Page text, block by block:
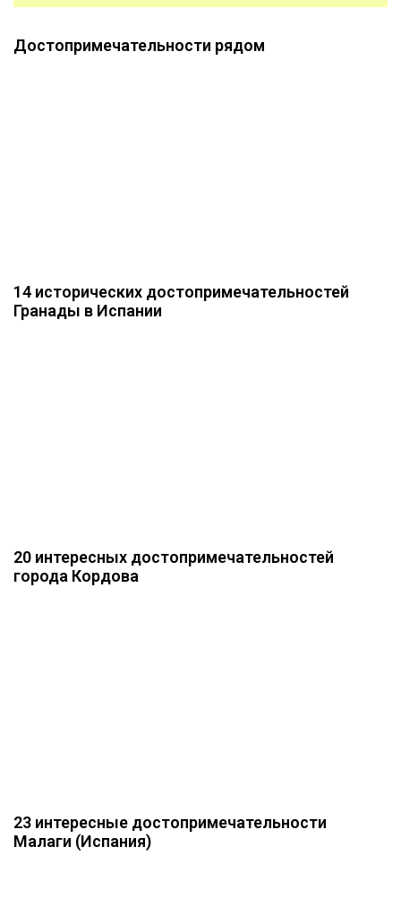
Достопримечательности рядом
14 исторических достопримечательностей
Гранады в Испании
20 интересных достопримечательностей
города Кордова
23 интересные достопримечательности
Малаги (Испания)